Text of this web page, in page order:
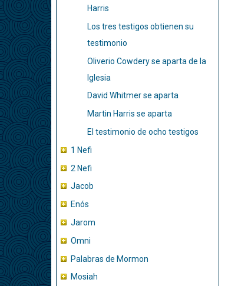
Harris
Los tres testigos obtienen su
testimonio
Oliverio Cowdery se aparta de la
Iglesia
David Whitmer se aparta
Martin Harris se aparta
El testimonio de ocho testigos
1 Nefi
2 Nefi
Jacob
Enós
Jarom
Omni
Palabras de Mormon
Mosiah